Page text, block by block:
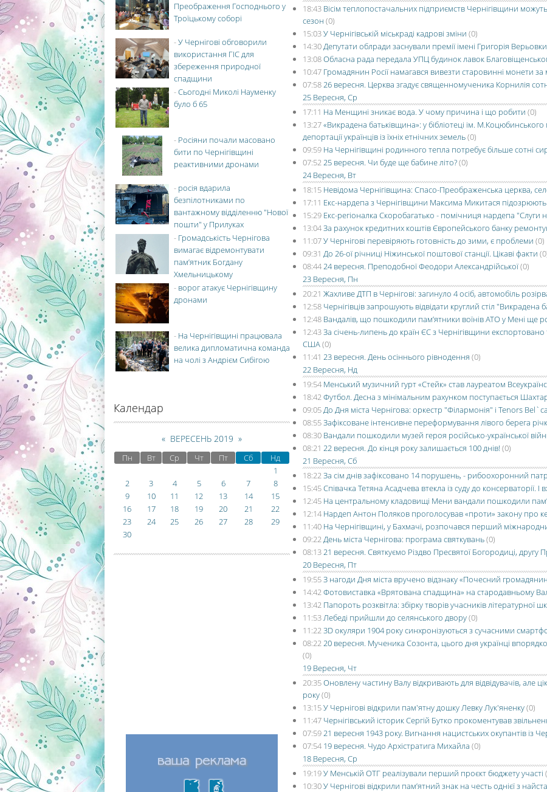
18:43 Вісім теплопостачальних підприємств Чернігівщини
сезон (0)
15:03У Чернігівській міськраді кадрові зміни (0)
14:30Депутати облради заснували премії імені Григорія
13:08Обласна рада передала УПЦ будинок лавок
10:47 Громадянин Росії намагався вивезти старовинні монети за
07:5826 вересня. Церква згадує священномученика Корнилія
25 Вересня, Ср
17:11 На Менщині зникає вода. У чому причина і що робити (0)
13:27«Викрадена батьківщина»: у бібліотеці ім.
депортації українців із їхніх етнічних земель(0)
09:59 На Чернігівщині родинного тепла потребує більше сотні
07:5225 вересня. Чи буде ще бабине літо?(0)
24 Вересня, Вт
18:15 Невідома Чернігівщина: Спасо-Преображенська церква,
17:11 Екс-нардепа з Чернігівщини Максима Микитася підозрюють
15:29 Екс-регіоналка Скоробагатько - помічниця нардепа "Слуги
13:04За рахунок кредитних коштів Європейського банку
11:07У Чернігові перевіряють готовність до зими, є проблеми (0)
09:31 До 26-ої річниці Ніжинської поштової станції. Цікаві факти
08:4424 вересня. Преподобної Феодори Александрійської(0)
23 Вересня, Пн
20:21 Жахливе ДТП в Чернігові: загинуло 4 осіб, автомобіль
12:58 Чернігівців запрошують відвідати круглий стіл "Викрадена
12:48 Вандалів, що пошкодили пам’ятники воїнів АТО у Мені ще
12:43За січень-липень до країн ЄС з Чернігівщини
США(0)
11:41 23 вересня. День осіннього рівнодення (0)
22 Вересня, Нд
19:54 Менський музичний гурт «Стейк» став лауреатом
18:42Футбол. Десна з мінімальним рахунком поступається
09:05До Дня міста Чернігова: оркестр "Філармонія" і Tenors
08:55Зафіксоване інтенсивне переформування лівого берега
08:30 Вандали пошкодили музей героя російсько-української
08:21 22 вересня. До кінця року залишається 100 днів! (0)
21 Вересня, Сб
18:22За сім днів зафіксовано 14 порушень, - рибоохоронний
15:45Співачка Тетяна Асадчева втекла із суду до консерваторії.
12:45 На центральному кладовищі Мени вандали пошкодили
12:14 Нардеп Антон Поляков проголосував «проти» закону про
11:40 На Чернігівщині, у Бахмачі, розпочався перший
09:22День міста Чернігова: програма святкувань(0)
08:1321 вересня. Святкуємо Різдво Пресвятої Богородиці, другу
20 Вересня, Пт
19:55З нагоди Дня міста вручено відзнаку «Почесний
14:42Фотовиставка «Врятована спадщина» на стародавньому
13:42 Папороть розквітла: збірку творів учасників літературної
11:53Лебеді прийшли до селянського двору(0)
11:223D окуляри 1904 року синхронізуються з сучасними
08:2220 вересня. Мученика Созонта, цього дня українці
(0)
19 Вересня, Чт
20:35Оновлену частину Валу відкривають для відвідувачів, але
року(0)
13:15У Чернігові відкрили пам'ятну дошку Левку Лук'яненку(0)
11:47 Чернігівський історик Сергій Бутко прокоментував
07:5921 вересня 1943 року. Вигнання нацистських окупантів із
07:54 19 вересня. Чудо Архістратига Михайла (0)
18 Вересня, Ср
19:19У Менській ОТГ реалізували перший проєкт бюджету участі
10:30У Чернігові відкрили пам’ятний знак на честь однієї з
Преображення Господнього у
Троїцькому соборі
-У Чернігові обговорили
використання ГІС для
збереження природної
спадщини
-Сьогодні Миколі Науменку
було б 65
- Росіяни почали масовано
бити по Чернігівщині
реактивними дронами
- росія вдарила
безпілотниками по
вантажному відділенню "Нової
пошти" у Прилуках
- Громадськість Чернігова
вимагає відремонтувати
пам’ятник Богдану
Хмельницькому
- ворог атакує Чернігівщину
дронами
- На Чернігівщині працювала
велика дипломатична команда
на чолі з Андрієм Сибігою
Календар
« ВЕРЕСЕНЬ 2019 »
Пн Вт Ср Чт Пт Сб
Нд
1
2
3 4 5 6 7
8
9
10 11 12 13 14
15
16
17 18 19 20 21
22
23
24 25 26 27 28
29
30